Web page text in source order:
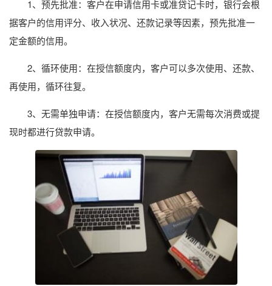
1、预先批准：客户在申请信用卡或准贷记卡时，银行会根
据客户的信用评分、收入状况、还款记录等因素，预先批准一
定金额的信用。
2、循环使用：在授信额度内，客户可以多次使用、还款、
再使用，循环往复。
3、无需单独申请：在授信额度内，客户无需每次消费或提
现时都进行贷款申请。